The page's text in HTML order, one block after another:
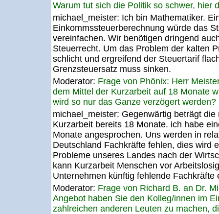
Warum tut sich die Politik so schwer, hier
michael_meister: Ich bin Mathematiker.
Einkommssteuerberechnung würde das
vereinfachen. Wir benötigen dringend
Steuerrecht. Um das Problem der kalten
schlicht und ergreifend der Steuertarif
Grenzsteuersatz muss sinken.
Moderator: Frage von Phönix: Herr
dem Mittel der Kurzarbeit auf 18 Monate
wird so nur das Ganze verzögert werden?
michael_meister: Gegenwärtig beträgt
Kurzarbeit bereits 18 Monate. ich habe
Monate angesprochen. Uns werden in
Deutschland Fachkräfte fehlen, dies wird
Probleme unseres Landes nach der
kann Kurzarbeit Menschen vor
Unternehmen künftig fehlende Fachkräfte
Moderator: Frage von Richard B. an Dr.
Angebot haben Sie den Kolleg/innen im
zahlreichen anderen Leuten zu machen,